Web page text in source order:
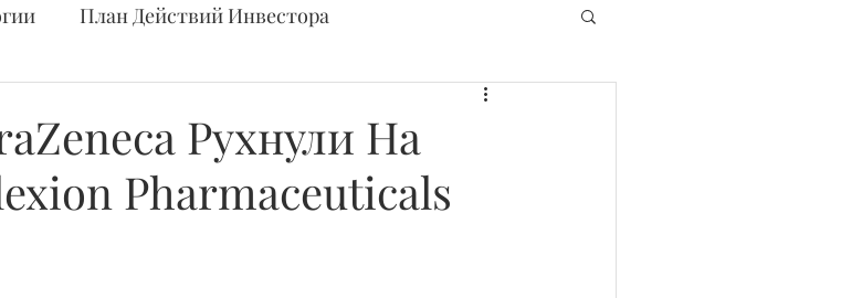
План Действий Инвестора
Промышленность
дня
Рухнули На
Pharmaceuticals